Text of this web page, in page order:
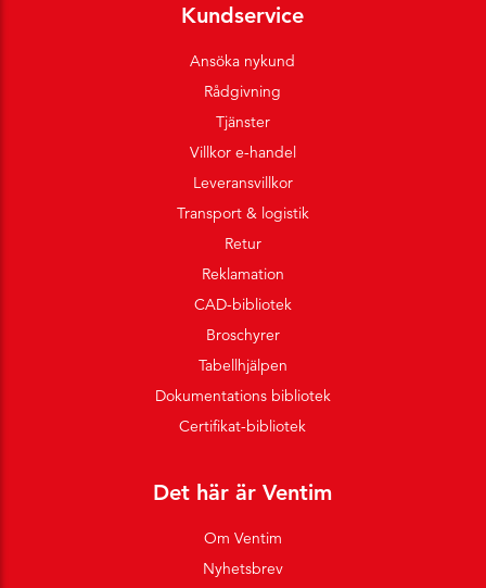
Kundservice
Ansöka nykund
Rådgivning
Tjänster
Villkor e-handel
Leveransvillkor
Transport & logistik
Retur
Reklamation
CAD-bibliotek
Broschyrer
Tabellhjälpen
Dokumentations bibliotek
Certifikat-bibliotek
Det här är Ventim
Om Ventim
Nyhetsbrev